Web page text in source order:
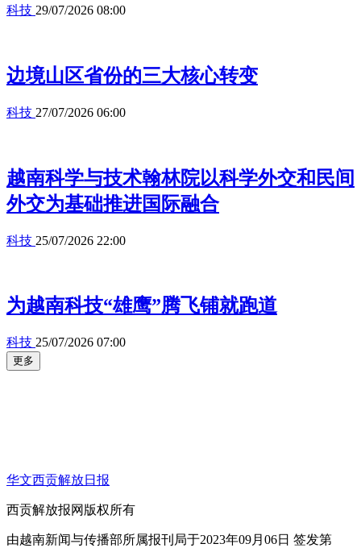
科技 29/07/2026 08:00
边境山区省份的三大核心转变
科技 27/07/2026 06:00
越南科学与技术翰林院以科学外交和民间
外交为基础推进国际融合
科技 25/07/2026 22:00
为越南科技“雄鹰”腾飞铺就跑道
科技 25/07/2026 07:00
更多
华文西贡解放日报
西贡解放报网版权所有
由越南新闻与传播部所属报刊局于2023年09月06日 签发第